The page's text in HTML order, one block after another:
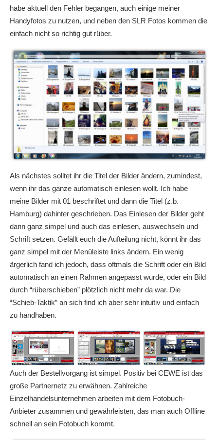
habe aktuell den Fehler begangen, auch einige meiner
Handyfotos zu nutzen, und neben den SLR Fotos kommen die
einfach nicht so richtig gut rüber.
Als nächstes solltet ihr die Titel der Bilder ändern, zumindest,
wenn ihr das ganze automatisch einlesen wollt. Ich habe
meine Bilder mit 01 beschriftet und dann die Titel (z.b.
Hamburg) dahinter geschrieben. Das Einlesen der Bilder geht
dann ganz simpel und auch das einlesen, auswechseln und
Schrift setzen. Gefällt euch die Aufteilung nicht, könnt ihr das
ganz simpel mit der Menüleiste links ändern. Ein wenig
ärgerlich fand ich jedoch, dass oftmals die Schrift oder ein Bild
automatisch an einen Rahmen angepasst wurde, oder ein Bild
durch “rüberschieben” plötzlich nicht mehr da war. Die
“Schieb-Taktik” an sich find ich aber sehr intuitiv und einfach
zu handhaben.
Auch der Bestellvorgang ist simpel. Positiv bei CEWE ist das
große Partnernetz zu erwähnen. Zahlreiche
Einzelhandelsunternehmen arbeiten mit dem Fotobuch-
Anbieter zusammen und gewährleisten, das man auch Offline
schnell an sein Fotobuch kommt.